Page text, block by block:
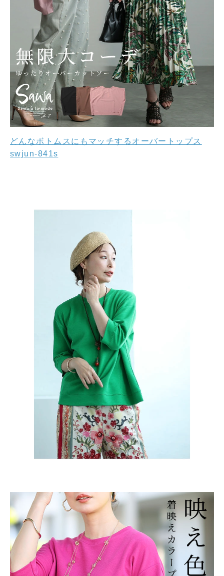
どんなボトムスにもマッチするオーバートップス
swjun-841s